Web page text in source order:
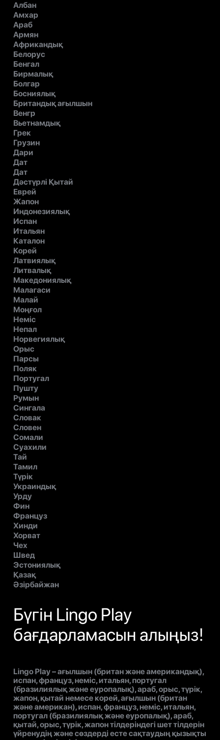
Албан
Амхар
Араб
Армян
Африкандық
Белорус
Бенгал
Бирмалық
Болгар
Босниялық
Британдық ағылшын
Венгр
Вьетнамдық
Грек
Грузин
Дари
Дат
Дат
Дәстүрлі Қытай
Еврей
Жапон
Индонезиялық
Испан
Итальян
Каталон
Корей
Латвиялық
Литвалық
Македониялық
Малагаси
Малай
Моңғол
Неміс
Непал
Норвегиялық
Орыс
Парсы
Поляк
Португал
Пушту
Румын
Сингала
Словак
Словен
Сомали
Суахили
Тай
Тамил
Түрік
Украиндық
Урду
Фин
Француз
Хинди
Хорват
Чех
Швед
Эстониялық
Қазақ
Әзірбайжан
Бүгін Lingo Play
бағдарламасын алыңыз!
Lingo Play – ағылшын (британ және американдық),
испан, француз, неміс, итальян, португал
(бразилиялық және еуропалық), араб, орыс, түрік,
жапон, қытай немесе корей, ағылшын (британ
және американ), испан, француз, неміс, итальян,
португал (бразилиялық және еуропалық), араб,
қытай, орыс, түрік, жапон тілдеріндегі шет тілдерін
үйренудің және сөздерді есте сақтаудың қызықты